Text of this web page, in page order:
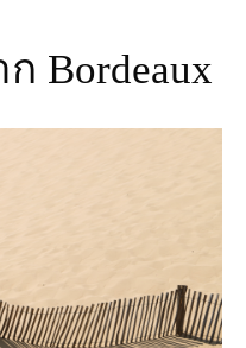
Bordeaux